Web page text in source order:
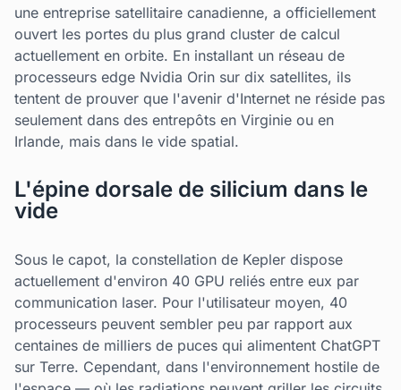
une entreprise satellitaire canadienne, a officiellement
ouvert les portes du plus grand cluster de calcul
actuellement en orbite. En installant un réseau de
processeurs edge Nvidia Orin sur dix satellites, ils
tentent de prouver que l'avenir d'Internet ne réside pas
seulement dans des entrepôts en Virginie ou en
Irlande, mais dans le vide spatial.
L'épine dorsale de silicium dans le
vide
Sous le capot, la constellation de Kepler dispose
actuellement d'environ 40 GPU reliés entre eux par
communication laser. Pour l'utilisateur moyen, 40
processeurs peuvent sembler peu par rapport aux
centaines de milliers de puces qui alimentent ChatGPT
sur Terre. Cependant, dans l'environnement hostile de